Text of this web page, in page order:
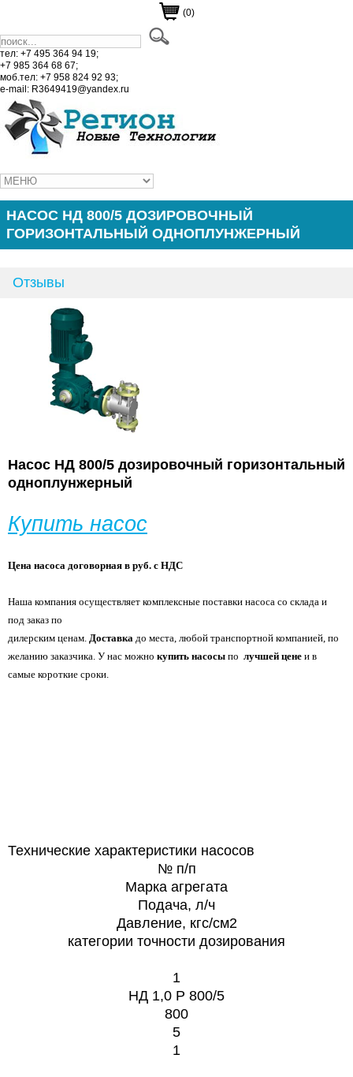
(0)
тел: +7 495 364 94 19;
+7 985 364 68 67;
моб.тел: +7 958 824 92 93;
e-mail: R3649419@yandex.ru
НАСОС НД 800/5 ДОЗИРОВОЧНЫЙ
ГОРИЗОНТАЛЬНЫЙ ОДНОПЛУНЖЕРНЫЙ
Отзывы
Насос НД 800/5 дозировочный горизонтальный
одноплунжерный
Купить насос
Цена насоса договорная в руб. с НДС
Наша компания осуществляет комплексные поставки насоса со склада и
под заказ по
дилерским ценам. Доставка до места, любой транспортной компанией, по
желанию заказчика. У нас можно купить насосы по лучшей цене и в
самые короткие сроки.
Технические характеристики насосов
№ п/п
Марка агрегата
Подача, л/ч
Давление, кгс/см2
категории точности дозирования
1
НД 1,0 Р 800/5
800
5
1